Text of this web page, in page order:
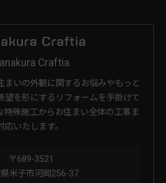
Craftia
まいの外観に関するお悩みやもっと
望を形にするリフォームを手掛けて
特殊施工からお住まい全体の工事ま
いたします。
〒689-3521
米子市河岡256-37